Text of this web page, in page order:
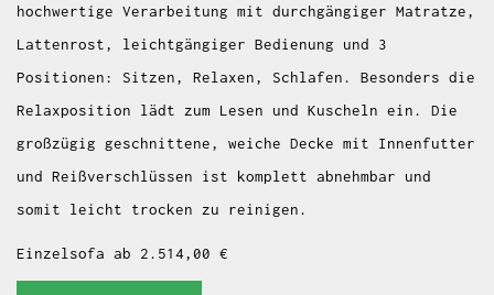
hochwertige Verarbeitung mit durchgängiger Matratze,
Lattenrost, leichtgängiger Bedienung und 3
Positionen: Sitzen, Relaxen, Schlafen. Besonders die
Relaxposition lädt zum Lesen und Kuscheln ein. Die
großzügig geschnittene, weiche Decke mit Innenfutter
und Reißverschlüssen ist komplett abnehmbar und
somit leicht trocken zu reinigen.
Einzelsofa ab 2.514,00 €